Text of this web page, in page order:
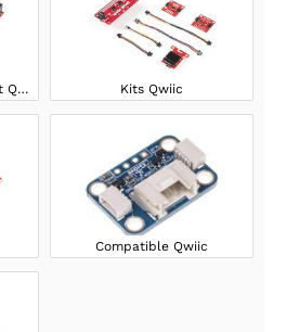
Cartes de développement Qwiic Kits Qwiic
Compatible Qwiic